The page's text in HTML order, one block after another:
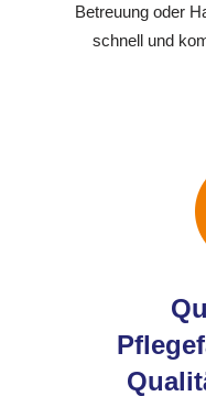
Betreuung oder
schnell und